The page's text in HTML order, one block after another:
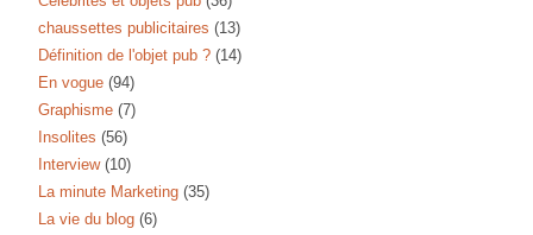
chaussettes publicitaires (13)
Définition de l'objet pub ? (14)
En vogue (94)
Graphisme (7)
Insolites (56)
Interview (10)
La minute Marketing (35)
La vie du blog (6)